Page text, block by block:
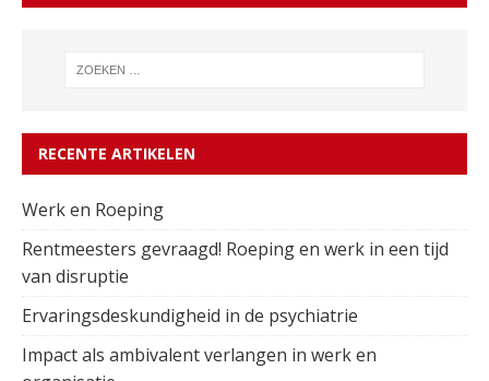
RECENTE ARTIKELEN
Werk en Roeping
Rentmeesters gevraagd! Roeping en werk in een tijd
van disruptie
Ervaringsdeskundigheid in de psychiatrie
Impact als ambivalent verlangen in werk en